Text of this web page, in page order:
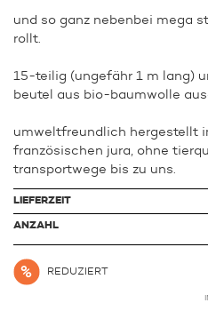
und so ganz nebenbei mega
rollt.
15-teilig (ungefähr 1 m lang)
beutel aus bio-baumwolle
umweltfreundlich hergestellt
französischen jura, ohne
transportwege bis zu uns.
LIEFERZEIT
ANZAHL
REDUZIERT